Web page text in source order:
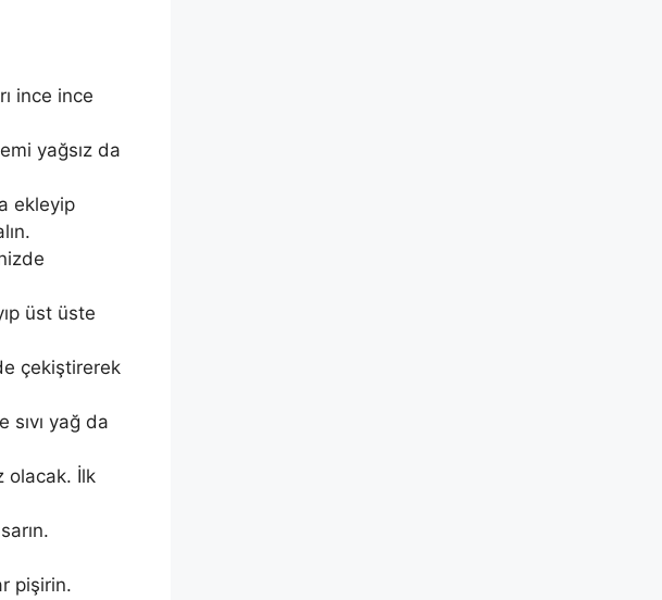
ince ince
yağsız da
ekleyip
üst üste
çekiştirerek
sıvı yağ da
olacak. İlk
pişirin.